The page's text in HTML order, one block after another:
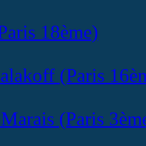
18ème)
(Paris
(Paris